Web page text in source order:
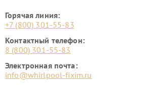
Горячая линия:
+7 (800) 301-55-83
Контактный телефон:
8 (800) 301-55-83
Электронная почта:
info@whirlpool-fixim.ru